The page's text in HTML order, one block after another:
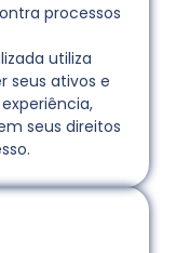
processos
utiliza
seus ativos e
seus direitos